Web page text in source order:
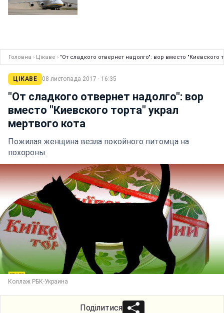
Головна › Цікаве › "От сладкого отвернет надолго": вор вместо "Киевского
ЦІКАВЕ 08 листопада 2017 · 16:35
"От сладкого отвернет надолго": вор
вместо "Киевского торта" украл
мертвого кота
Пожилая женщина везла покойного питомца на
похороны
Коллаж РБК-Украина
Поділитися